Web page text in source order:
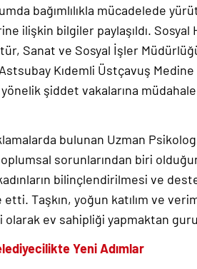
bağımlılıkla mücadelede
ilişkin bilgiler paylaşıldı. Sosyal
Sanat ve Sosyal İşler
Kıdemli Üstçavuş Medine
şiddet vakalarına
bulunan Uzman Psikolog
sorunlarından biri
bilinçlendirilmesi ve
etti. Taşkın, yoğun katılım ve
olarak ev sahipliği yapmaktan
Yeni Adımlar